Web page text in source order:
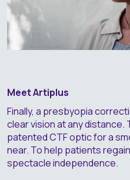
Meet Artiplus
Finally, a presbyopia
clear vision at any distance.
patented CTF optic for a
near. To help patients
spectacle independence.